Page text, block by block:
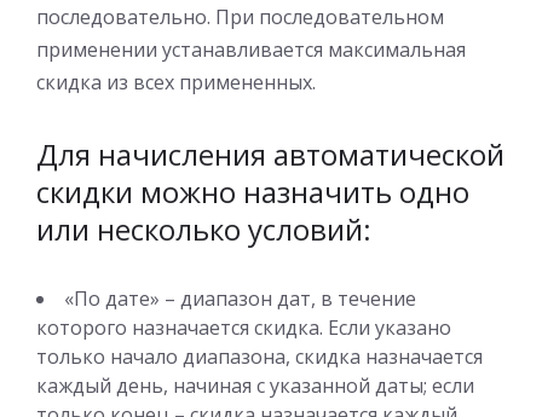
последовательно. При последовательном
применении устанавливается максимальная
скидка из всех примененных.
Для начисления автоматической
скидки можно назначить одно
или несколько условий:
«По дате» – диапазон дат, в течение
которого назначается скидка. Если указано
только начало диапазона, скидка назначается
каждый день, начиная с указанной даты; если